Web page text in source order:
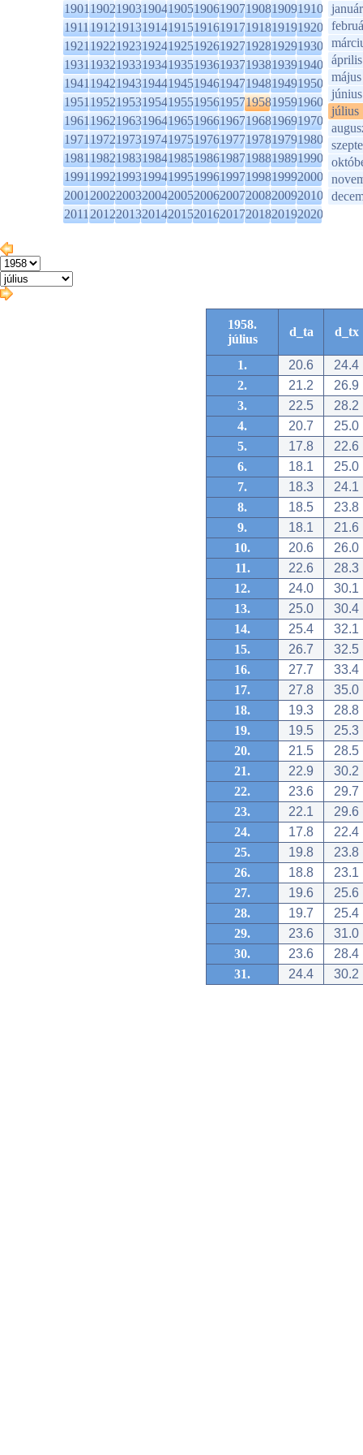
1901190219031904190519061907190819091910
1911191219131914191519161917191819191920
1921192219231924192519261927192819291930
1931193219331934193519361937193819391940
1941194219431944194519461947194819491950
1951195219531954195519561957195819591960
1961196219631964196519661967196819691970
1971197219731974197519761977197819791980
1981198219831984198519861987198819891990
1991199219931994199519961997199819992000
2001200220032004200520062007200820092010
2011201220132014201520162017201820192020
január
április
május
június
július
1958.
július
d_ta d_tx
1. 20.6
24.4
2.
21.2
26.9
3.
22.5
28.2
4.
20.7
25.0
5.
17.8
22.6
6.
18.1
25.0
7.
18.3
24.1
8.
18.5
23.8
9.
18.1
21.6
10.
20.6
26.0
11.
22.6
28.3
12.
24.0
30.1
13.
25.0
30.4
14.
25.4
32.1
15.
26.7
32.5
16.
27.7
33.4
17.
27.8
35.0
18.
19.3
28.8
19.
19.5
25.3
20.
21.5
28.5
21.
22.9
30.2
22.
23.6
29.7
23.
22.1
29.6
24.
17.8
22.4
25.
19.8
23.8
26.
18.8
23.1
27.
19.6
25.6
28.
19.7
25.4
29.
23.6
31.0
30.
23.6
28.4
31.
24.4 30.2